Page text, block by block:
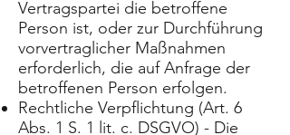
Vertragspartei die betroffene
Person ist, oder zur Durchführung
vorvertraglicher Maßnahmen
erforderlich, die auf Anfrage der
betroffenen Person erfolgen.
Rechtliche Verpflichtung (Art. 6
Abs. 1 S. 1 lit. c. DSGVO) - Die